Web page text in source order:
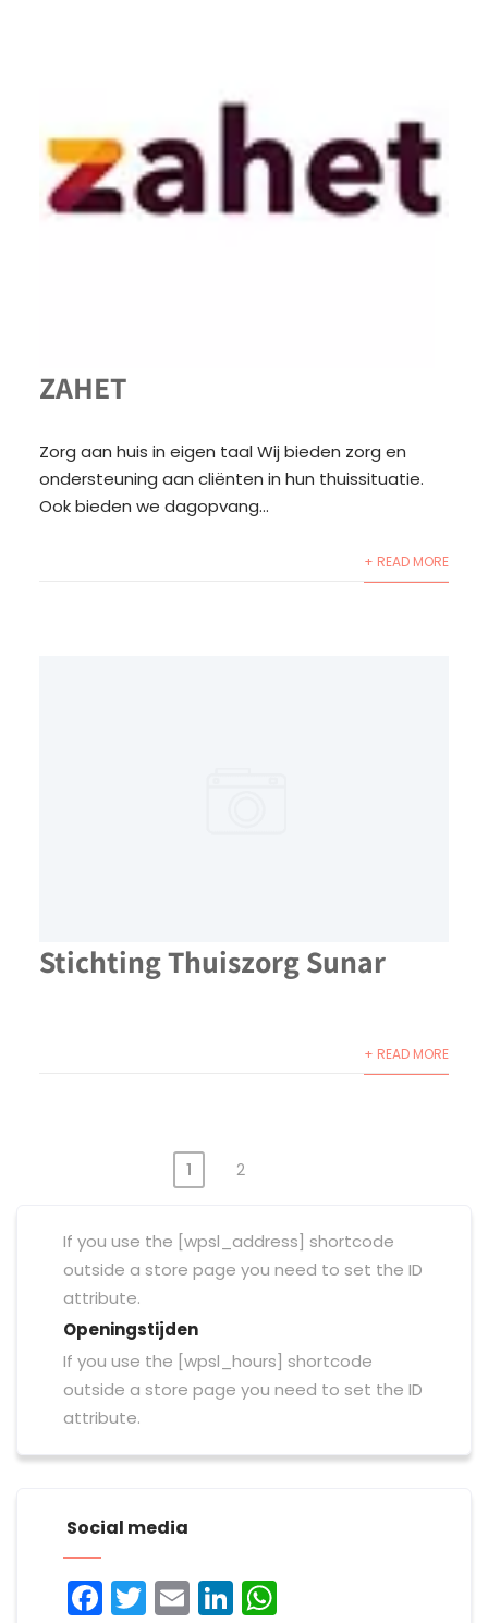
ZAHET
Zorg aan huis in eigen taal Wij bieden zorg en
ondersteuning aan cliënten in hun thuissituatie.
Ook bieden we dagopvang...
+ READ MORE
Stichting Thuiszorg Sunar
+ READ MORE
sayfalandırması
1 2
If you use the [wpsl_address] shortcode
outside a store page you need to set the ID
attribute.
Openingstijden
If you use the [wpsl_hours] shortcode
outside a store page you need to set the ID
attribute.
Social media
Facebook
Twitter
EmailLinkedIn
WhatsApp